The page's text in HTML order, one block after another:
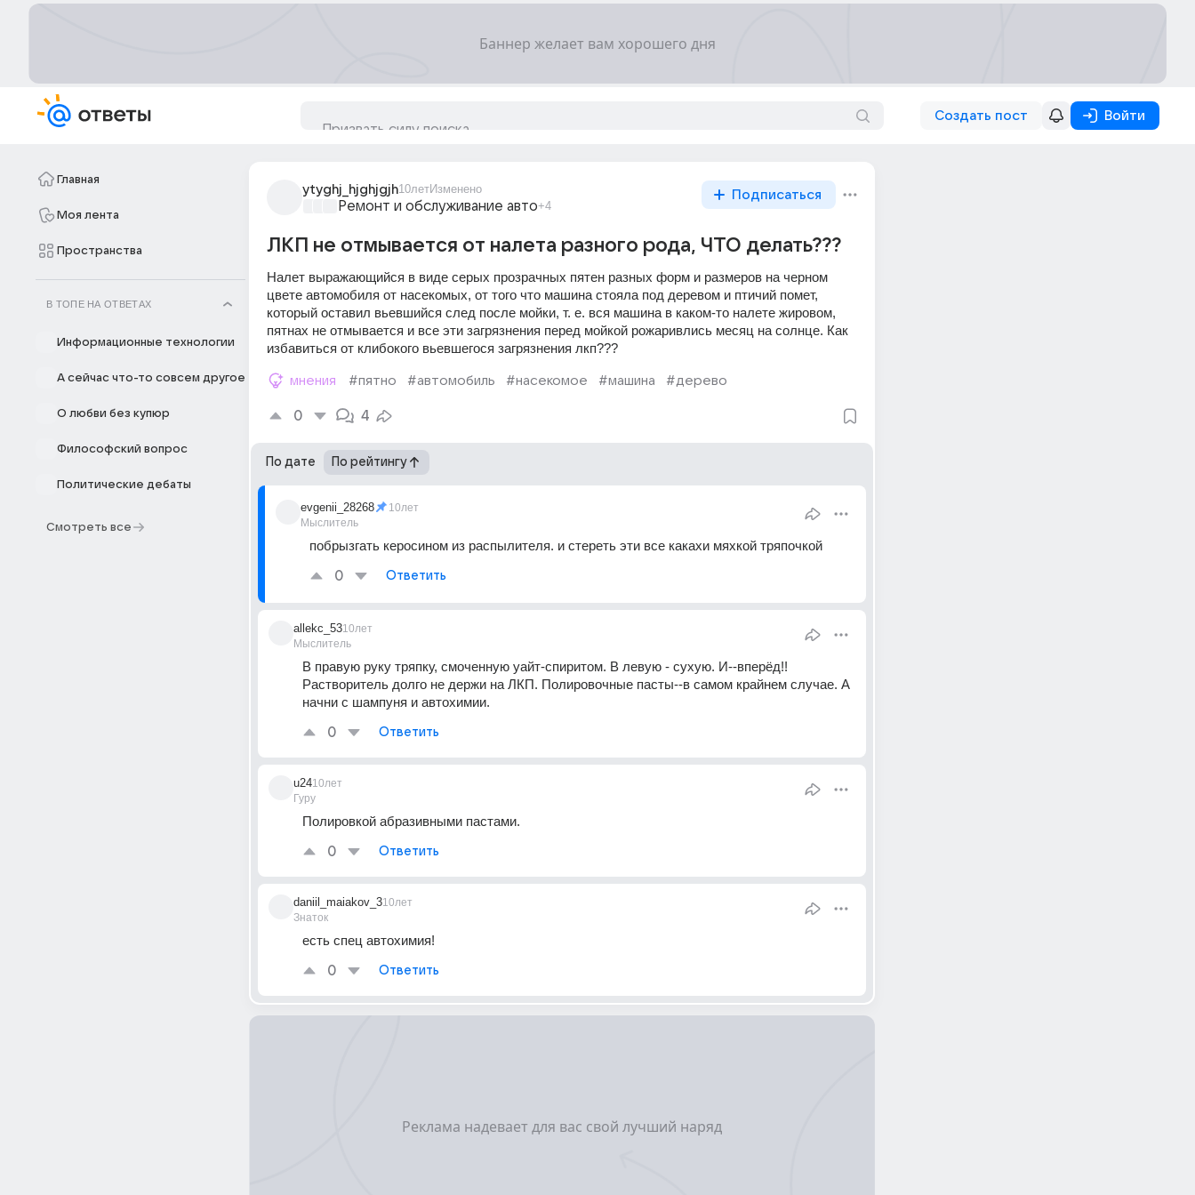
Создать пост Войти
Главная
Моя лента
Пространства
В ТОПЕ НА ОТВЕТАХ
Информационные технологии
А сейчас что-то совсем другое
О любви без купюр
Философский вопрос
Политические дебаты
Смотреть все
ytyghj_hjghjgjh10летИзменено
Ремонт и обслуживание авто+4
Подписаться
ЛКП не отмывается от налета разного рода, ЧТО делать???
Налет выражающийся в виде серых прозрачных пятен разных форм и размеров на черном
цвете автомобиля от насекомых, от того что машина стояла под деревом и птичий помет,
который оставил вьевшийся след после мойки, т. е. вся машина в каком-то налете жировом,
пятнах не отмывается и все эти загрязнения перед мойкой рожаривлись месяц на солнце. Как
избавиться от клибокого вьевшегося загрязнения лкп???
мнения #пятно #автомобиль #насекомое #машина #дерево
0 4
По дате По рейтингу
evgenii_28268
Мыслитель
10лет
побрызгать керосином из распылителя. и стереть эти все какахи мяхкой тряпочкой
0 Ответить
allekc_53
Мыслитель
10лет
В правую руку тряпку, смоченную уайт-спиритом. В левую - сухую. И--вперёд!!
Растворитель долго не держи на ЛКП. Полировочные пасты--в самом крайнем случае. А
начни с шампуня и автохимии.
0 Ответить
u24
Гуру
10лет
Полировкой абразивными пастами.
0 Ответить
daniil_maiakov_3
Знаток
10лет
есть спец автохимия!
0 Ответить